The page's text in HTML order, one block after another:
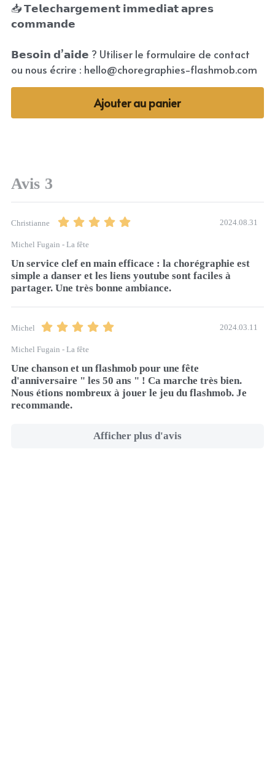
📥 𝗧𝗲𝗹𝗲𝗰𝗵𝗮𝗿𝗴𝗲𝗺𝗲𝗻𝘁 𝗶𝗺𝗺𝗲𝗱𝗶𝗮𝘁 𝗮𝗽𝗿𝗲𝘀
𝗰𝗼𝗺𝗺𝗮𝗻𝗱𝗲
𝗕𝗲𝘀𝗼𝗶𝗻 𝗱’𝗮𝗶𝗱𝗲 ? Utiliser le formulaire de contact
ou nous écrire : hello@choregraphies-flashmob.com
Ajouter au panier
Avis 3
Christianne 2024.08.31
Michel Fugain - La fête
Un service clef en main efficace : la chorégraphie est
simple a danser et les liens youtube sont faciles à
partager. Une très bonne ambiance.
Michel 2024.03.11
Michel Fugain - La fête
Une chanson et un flashmob pour une fête
d'anniversaire " les 50 ans " ! Ca marche très bien.
Nous étions nombreux à jouer le jeu du flashmob. Je
recommande.
Afficher plus d'avis